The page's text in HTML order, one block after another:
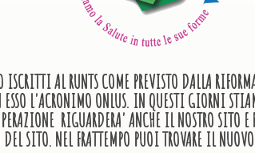
AL RUNTS COME PREVISTO DALLA
ESSO L'ACRONIMO ONLUS. IN QUESTI GIORNI
RIGUARDERA' ANCHE IL NOSTRO
SITO. NEL FRATTEMPO PUOI TROVARE IL